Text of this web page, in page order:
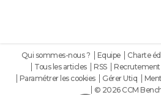
Qui sommes-nous ? Equipe Charte
Tous les articles
RSS Recrutement
Paramétrer les cookies
Gérer Utiq
© 2026 CCM